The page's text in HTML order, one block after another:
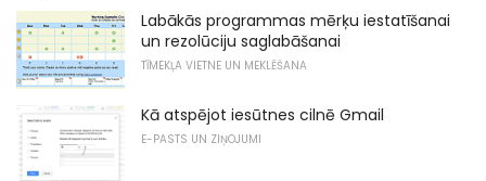
Labākās programmas mērķu iestatīšanai
un rezolūciju saglabāšanai
TĪMEKĻA VIETNE UN MEKLĒŠANA
Kā atspējot iesūtnes cilnē Gmail
E-PASTS UN ZIŅOJUMI